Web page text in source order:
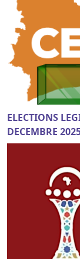
ELECTIONS
DECEMBRE